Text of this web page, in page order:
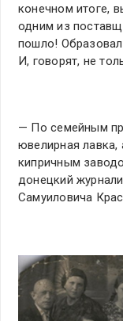
конечном итоге,
одним из
пошло!
И, говорят, не
— По семейным
ювелирная лавка,
кипричным
донецкий
Самуиловича